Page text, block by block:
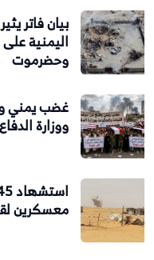
بيان فاتر
اليمنية
وحضرموت
غضب يمني
ووزارة
معسكرين